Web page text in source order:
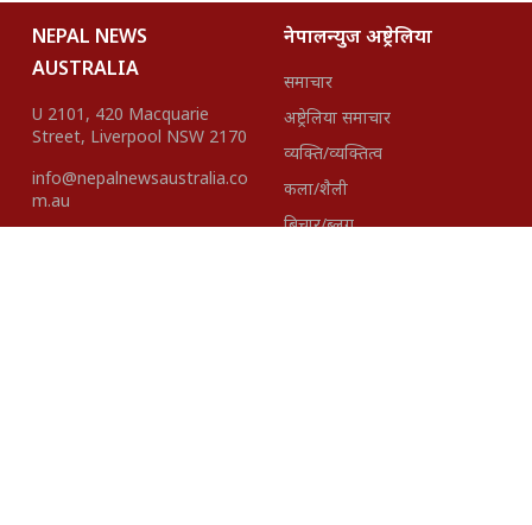
NEPAL NEWS
AUSTRALIA
U 2101, 420 Macquarie
Street, Liverpool NSW 2170
info@nepalnewsaustralia.co
m.au
नेपालन्युज अष्ट्रेलिया
समाचार
अष्ट्रेलिया समाचार
व्यक्ति/व्यक्तित्व
कला/शैली
बिचार/ब्लग